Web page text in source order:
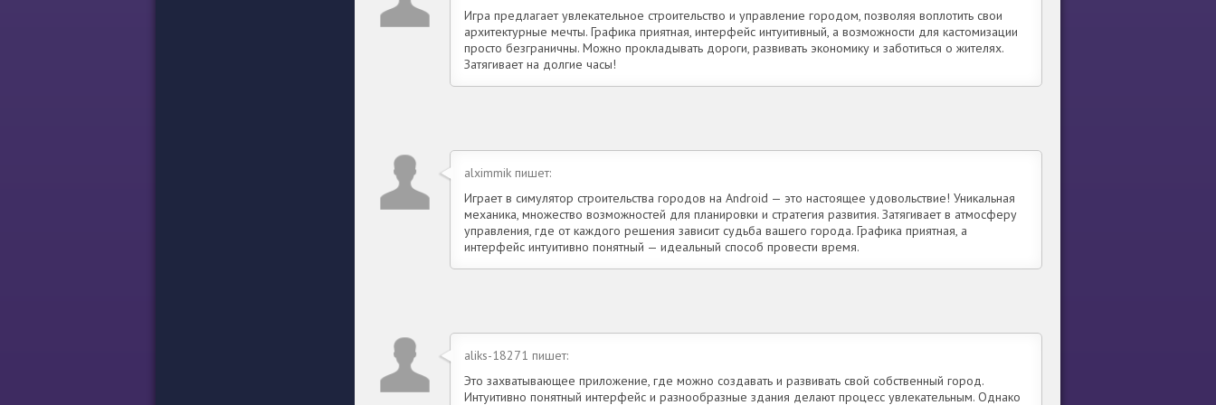
Игра предлагает увлекательное строительство и управление городом, позволяя воплотить свои
архитектурные мечты. Графика приятная, интерфейс интуитивный, а возможности для кастомизации
просто безграничны. Можно прокладывать дороги, развивать экономику и заботиться о жителях.
Затягивает на долгие часы!
alximmik пишет:
Играет в симулятор строительства городов на Android — это настоящее удовольствие! Уникальная
механика, множество возможностей для планировки и стратегия развития. Затягивает в атмосферу
управления, где от каждого решения зависит судьба вашего города. Графика приятная, а
интерфейс интуитивно понятный — идеальный способ провести время.
aliks-18271 пишет:
Это захватывающее приложение, где можно создавать и развивать свой собственный город.
Интуитивно понятный интерфейс и разнообразные здания делают процесс увлекательным. Однако